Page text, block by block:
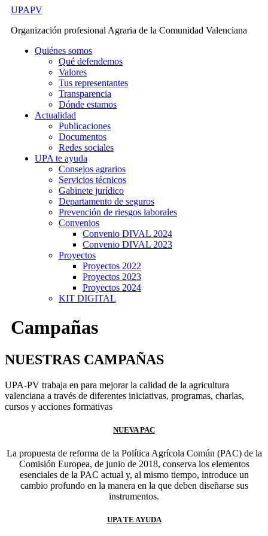
contenido
UPAPV
Organización profesional Agraria de la Comunidad Valenciana
Quiénes somos
Qué defendemos
Valores
Tus representantes
Transparencia
Dónde estamos
Actualidad
Publicaciones
Documentos
Redes sociales
UPA te ayuda
Consejos agrarios
Servicios técnicos
Gabinete jurídico
Departamento de seguros
Prevención de riesgos laborales
Convenios
Convenio DIVAL 2024
Convenio DIVAL 2023
Proyectos
Proyectos 2022
Proyectos 2023
Proyectos 2024
KIT DIGITAL
Campañas
NUESTRAS CAMPAÑAS
UPA-PV trabaja en para mejorar la calidad de la agricultura
valenciana a través de diferentes iniciativas, programas, charlas,
cursos y acciones formativas
NUEVA PAC
La propuesta de reforma de la Política Agrícola Común (PAC) de la
Comisión Europea, de junio de 2018, conserva los elementos
esenciales de la PAC actual y, al mismo tiempo, introduce un
cambio profundo en la manera en la que deben diseñarse sus
instrumentos.
UPA TE AYUDA